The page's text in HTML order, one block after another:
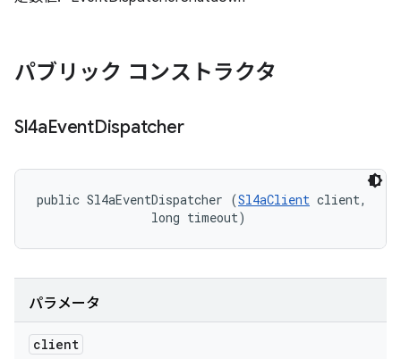
パブリック コンストラクタ
Sl4aEventDispatcher
public Sl4aEventDispatcher (Sl4aClient client,
                long timeout)
パラメータ
client